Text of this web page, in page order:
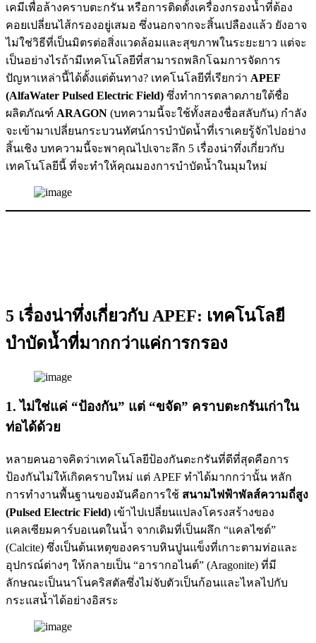
เคมีเพื่อล้างคราบตะกรัน หรือการติดตั้งเครื่องกรองน้ำที่ต้อง
คอยเปลี่ยนไส้กรองอยู่เสมอ ซึ่งนอกจากจะสิ้นเปลืองแล้ว ยังอาจ
ไม่ใช่วิธีที่เป็นมิตรต่อสิ่งแวดล้อมและสุขภาพในระยะยาว แต่จะ
เป็นอย่างไรถ้ามีเทคโนโลยีที่สามารถพลิกโฉมการจัดการ
ปัญหาเหล่านี้ได้ตั้งแต่ต้นทาง? เทคโนโลยีที่เรียกว่า APEF
(AlfaWater Pulsed Electric Field) ซึ่งทำการตลาดภายใต้ชื่อ
ผลิตภัณฑ์ ARAGON (บทความนี้จะใช้ทั้งสองชื่อสลับกัน) กำลัง
จะเข้ามาเปลี่ยนกระบวนทัศน์การบำบัดน้ำที่เราเคยรู้จักไปอย่าง
สิ้นเชิง บทความนี้จะพาคุณไปเจาะลึก 5 เรื่องน่าทึ่งเกี่ยวกับ
เทคโนโลยีนี้ ที่จะทำให้คุณมองการบำบัดน้ำในมุมใหม่
5 เรื่องน่าทึ่งเกี่ยวกับ APEF: เทคโนโลยี
บำบัดน้ำที่มากกว่าแค่การกรอง
1. ไม่ใช่แค่ “ป้องกัน” แต่ “ขจัด” คราบตะกรันเก่าใน
ท่อได้ด้วย
หลายคนอาจคิดว่าเทคโนโลยีป้องกันตะกรันที่ดีที่สุดคือการ
ป้องกันไม่ให้เกิดคราบใหม่ แต่ APEF ทำได้มากกว่านั้น หลัก
การทำงานพื้นฐานของมันคือการใช้ สนามไฟฟ้าพัลส์ความถี่สูง
(Pulsed Electric Field) เข้าไปเปลี่ยนแปลงโครงสร้างของ
แคลเซียมคาร์บอเนตในน้ำ จากเดิมที่เป็นผลึก “แคลไซต์”
(Calcite) ซึ่งเป็นต้นเหตุของคราบหินปูนแข็งที่เกาะตามท่อและ
อุปกรณ์ต่างๆ ให้กลายเป็น “อารากอไนต์” (Aragonite) ที่มี
ลักษณะเป็นนาโนคริสตัลซึ่งไม่จับตัวเป็นก้อนและไหลไปกับ
กระแสน้ำได้อย่างอิสระ